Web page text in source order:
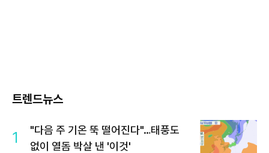
트렌드뉴스
1
"다음 주 기온 뚝 떨어진다"…태풍도
없이 열돔 박살 낸 '이것'